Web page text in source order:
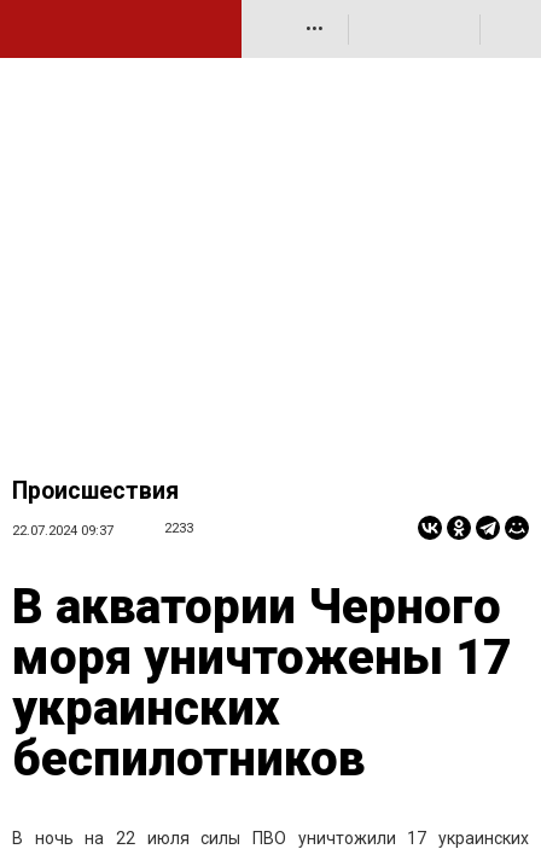
•••
Происшествия
22.07.2024 09:37 2233
В акватории Черного
моря уничтожены 17
украинских
беспилотников
В ночь на 22 июля силы ПВО уничтожили 17 украинских